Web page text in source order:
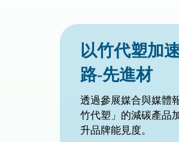
智慧乾燥技
收」-宜展科
串聯地方，整合在地
體驗看見民雄新風貌